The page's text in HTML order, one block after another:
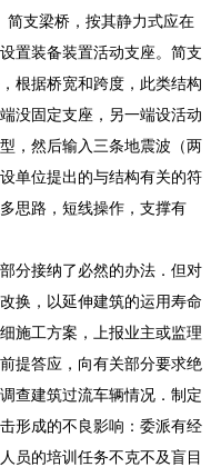
简支梁桥，按其静力式应在
置装备装置活动支座。简支
根据桥宽和跨度，此类结构
没固定支座，另一端设活动
，然后输入三条地震波（两
单位提出的与结构有关的符
思路，短线操作，支撑有
分接纳了必然的办法．但对
换，以延伸建筑的运用寿命
施工方案，上报业主或监理
提答应，向有关部分要求绝
查建筑过流车辆情况．制定
形成的不良影响：委派有经
员的培训任务不克不及盲目